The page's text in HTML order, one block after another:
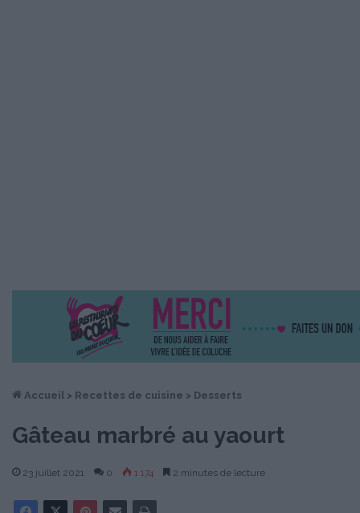
Accueil > Recettes de cuisine > Desserts
Gâteau marbré au yaourt
23 juillet 2021 0 1 174 2 minutes de lecture